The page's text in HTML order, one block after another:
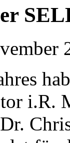
i.R.